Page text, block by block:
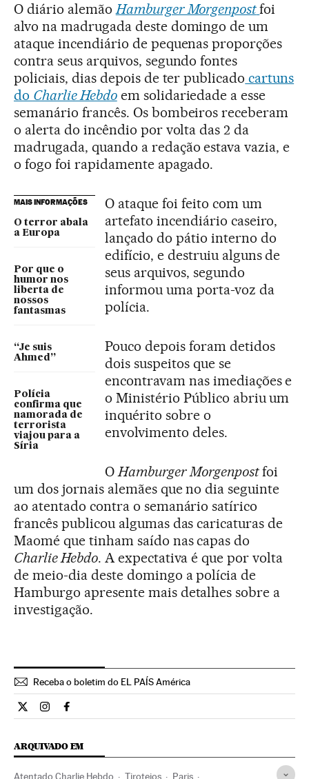
O diário alemãoHamburger Morgenpost foi
alvo na madrugada deste domingo de um
ataque incendiário de pequenas proporções
contra seus arquivos, segundo fontes
policiais, dias depois de ter publicado cartuns
do Charlie Hebdoem solidariedade a esse
semanário francês. Os bombeiros receberam
o alerta do incêndio por volta das 2 da
madrugada, quando a redação estava vazia, e
o fogo foi rapidamente apagado.
MAIS INFORMAÇÕES
O terror abala
a Europa
Por que o
humor nos
liberta de
nossos
fantasmas
“Je suis
Ahmed”
Polícia
confirma que
namorada de
terrorista
viajou para a
Síria
O ataque foi feito com um
artefato incendiário caseiro,
lançado do pátio interno do
edifício, e destruiu alguns de
seus arquivos, segundo
informou uma porta-voz da
polícia.
Pouco depois foram detidos
dois suspeitos que se
encontravam nas imediações e
o Ministério Público abriu um
inquérito sobre o
envolvimento deles.
OHamburger Morgenpostfoi
um dos jornais alemães que no dia seguinte
ao atentado contra o semanário satírico
francês publicou algumas das caricaturas de
Maomé que tinham saído nas capas do
Charlie Hebdo. A expectativa é que por volta
de meio-dia deste domingo a polícia de
Hamburgo apresente mais detalhes sobre a
investigação.
Receba o boletim do EL PAÍS América
Internacional El País Brasil en Twitter
Internacional El País Brasil en Instagram
Internacional El País Brasil en Facebook
ARQUIVADO EM
Atentado Charlie Hebdo Tiroteios Paris